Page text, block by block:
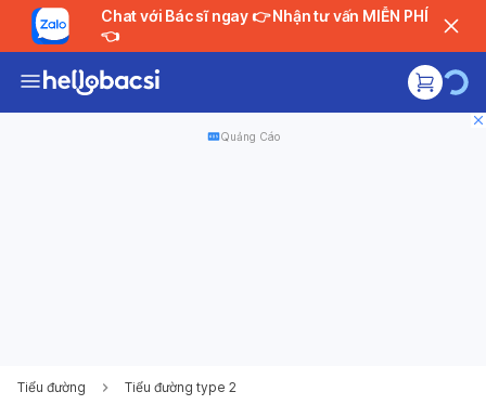
Chat với Bác sĩ ngay 👉 Nhận tư vấn MIỄN PHÍ
👈
Quảng Cáo
Tiểu đường Tiểu đường type 2